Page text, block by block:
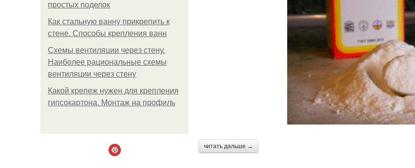
простых поделок
Как стальную ванну прикрепить к
стене. Способы крепления ванн
Схемы вентиляции через стену.
Наиболее рациональные схемы
вентиляции через стену
Какой крепеж нужен для крепления
гипсокартона. Монтаж на профиль
читать дальше →